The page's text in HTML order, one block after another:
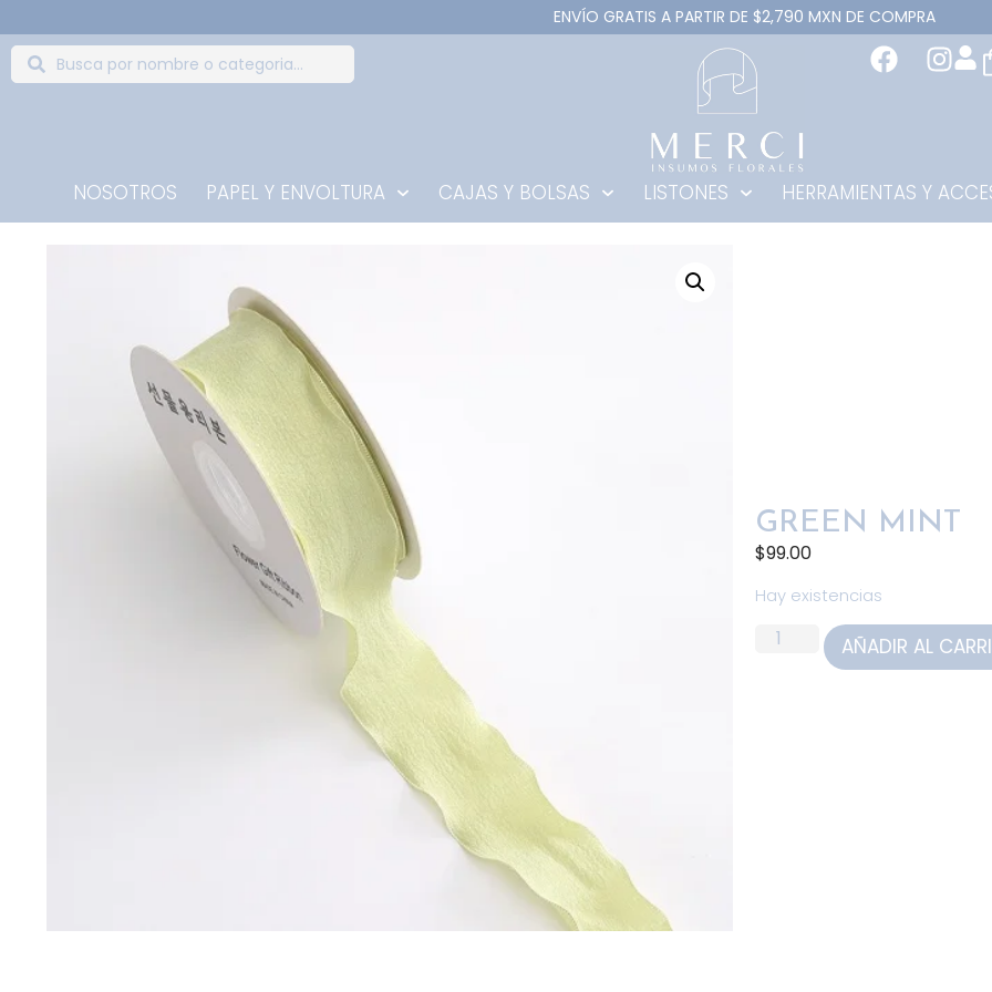
ENVÍO GRATIS A PARTIR DE $2,790 MXN DE COMPRA
NOSOTROS PAPEL Y ENVOLTURA CAJAS Y BOLSAS LISTONES HERRAMIENTAS Y
GREEN MINT
$99.00
Hay existencias
AÑADIR AL